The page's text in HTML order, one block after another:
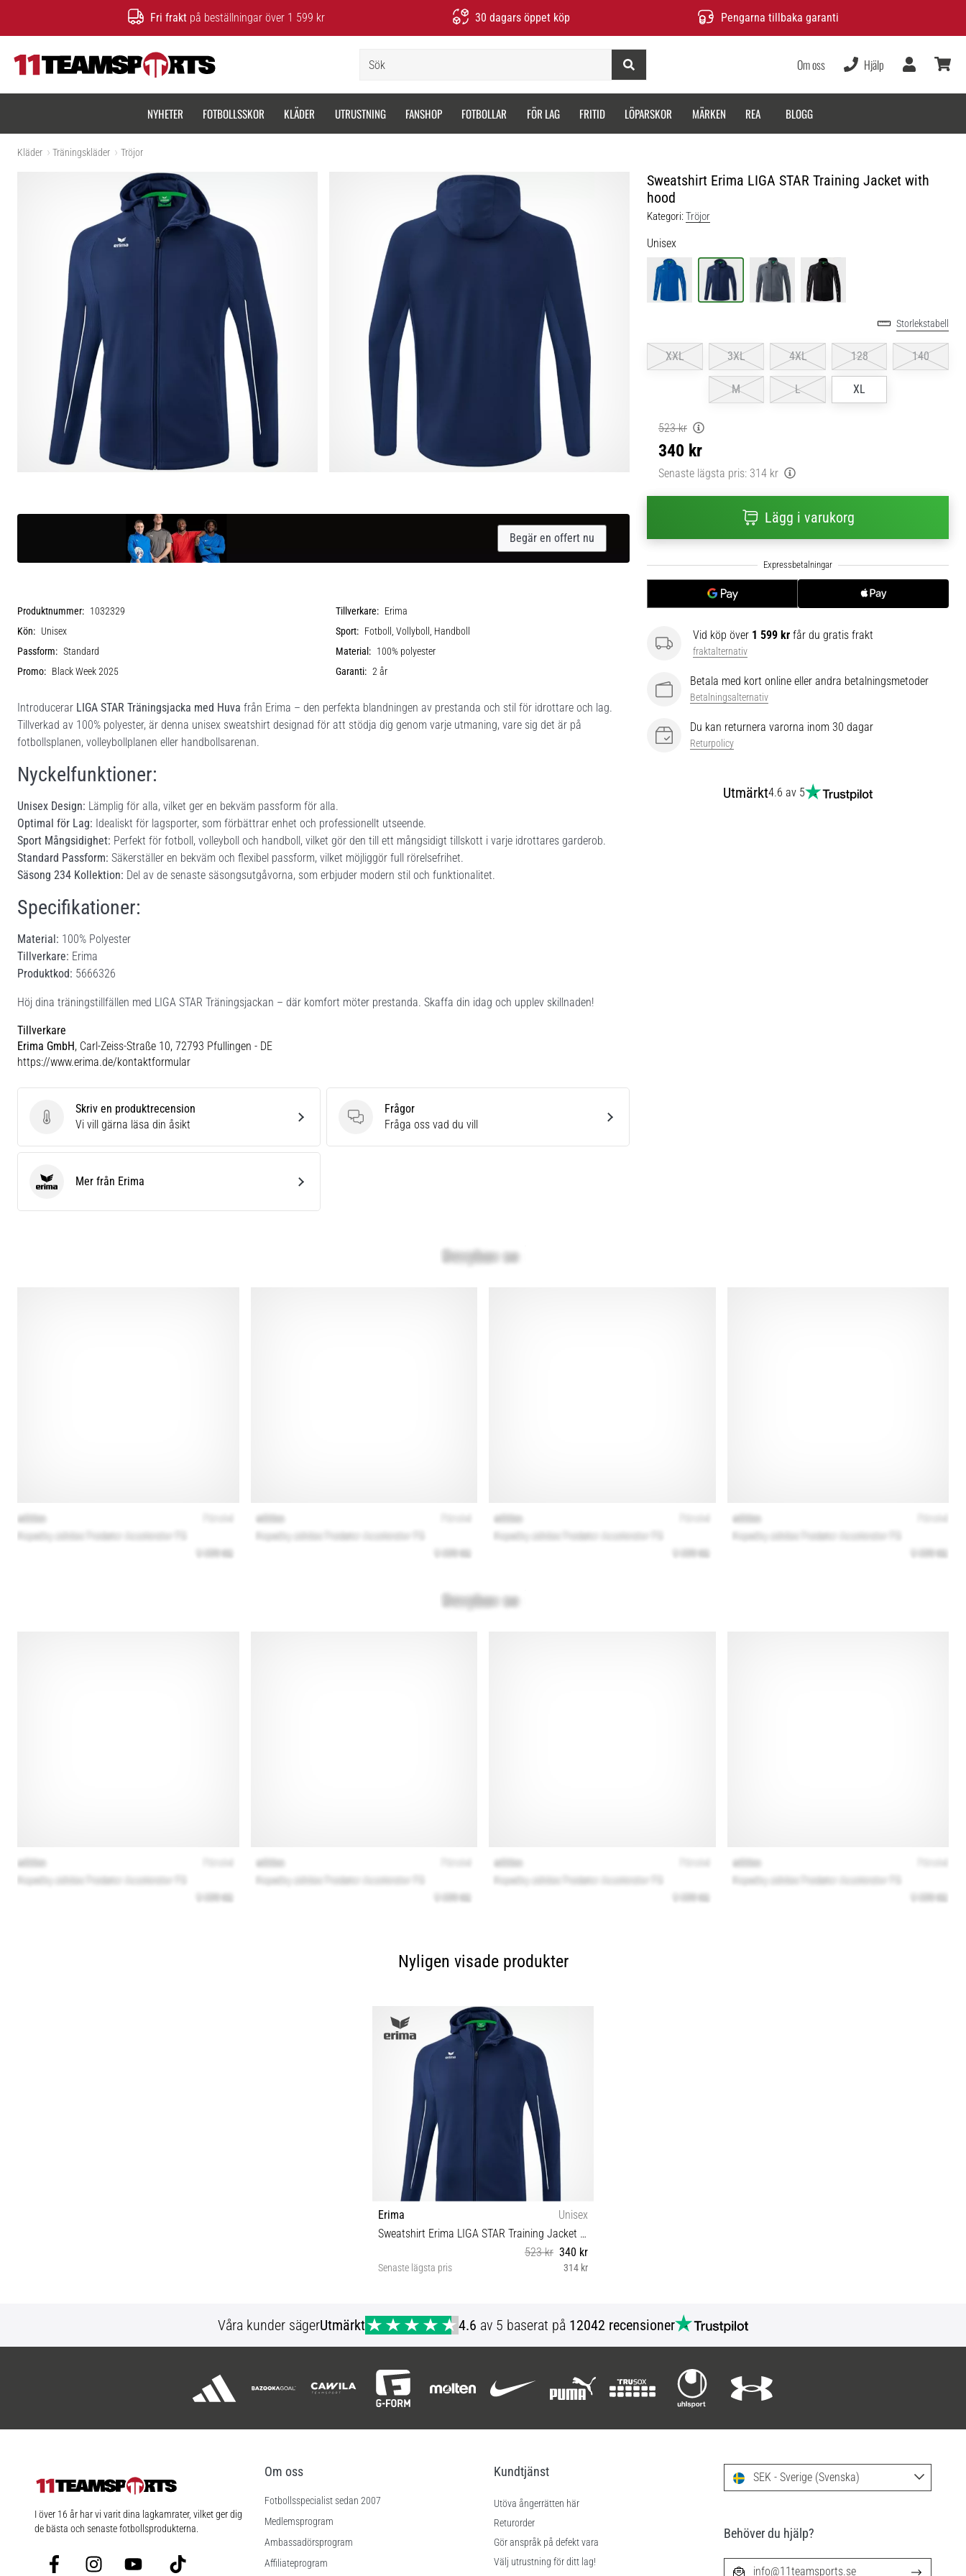
Fri frakt på beställningar över 1 599 kr 30 dagars öppet köp Pengarna tillbaka garanti
Om oss Hjälp
NYHETER FOTBOLLSSKOR KLÄDER UTRUSTNING FANSHOP FOTBOLLAR FÖR LAG FRITID LÖPARSKOR MÄRKEN REA BLOGG
Kläder Träningskläder Tröjor
Sweatshirt Erima LIGA STAR Training Jacket with
hood
Kategori:Tröjor
Unisex
Storlekstabell
XXL 3XL 4XL 128 140
M L XL
523 kr
340 kr
Senaste lägsta pris: 314 kr
Lägg i varukorg
Vid köp över 1 599 kr får du gratis frakt
fraktalternativ
Betala med kort online eller andra betalningsmetoder
Betalningsalternativ
Du kan returnera varorna inom 30 dagar
Returpolicy
Utmärkt4.6 av 5
Begär en offert nu
Produktnummer: 1032329 Tillverkare: Erima
Kön: Unisex Sport: Fotboll, Vollyboll, Handboll
Passform: Standard Material: 100% polyester
Promo: Black Week 2025 Garanti: 2 år
Introducerar LIGA STAR Träningsjacka med Huva från Erima – den perfekta blandningen av prestanda och stil för idrottare och lag.
Tillverkad av 100% polyester, är denna unisex sweatshirt designad för att stödja dig genom varje utmaning, vare sig det är på
fotbollsplanen, volleybollplanen eller handbollsarenan.
Nyckelfunktioner:
Unisex Design: Lämplig för alla, vilket ger en bekväm passform för alla.
Optimal för Lag: Idealiskt för lagsporter, som förbättrar enhet och professionellt utseende.
Sport Mångsidighet: Perfekt för fotboll, volleyboll och handboll, vilket gör den till ett mångsidigt tillskott i varje idrottares garderob.
Standard Passform: Säkerställer en bekväm och flexibel passform, vilket möjliggör full rörelsefrihet.
Säsong 234 Kollektion: Del av de senaste säsongsutgåvorna, som erbjuder modern stil och funktionalitet.
Specifikationer:
Material: 100% Polyester
Tillverkare: Erima
Produktkod: 5666326
Höj dina träningstillfällen med LIGA STAR Träningsjackan – där komfort möter prestanda. Skaffa din idag och upplev skillnaden!
Tillverkare
Erima GmbH, Carl-Zeiss-Straße 10, 72793 Pfullingen - DE
https://www.erima.de/kontaktformular
Skriv en produktrecension
Skriv en produktrecension
Vi vill gärna läsa din åsikt
Frågor
Frågor
Fråga oss vad du vill
Erima Mer från Erima
Nyligen visade produkter
Erima
Unisex
Sweatshirt Erima LIGA STAR Training Jacket with hood
523 kr 340 kr
Senaste lägsta pris 314 kr
Våra kunder sägerUtmärkt 4.6 av 5 baserat på 12042 recensioner
11teamsports.se
I över 16 år har vi varit dina lagkamrater, vilket ger dig
de bästa och senaste fotbollsprodukterna.
FacebookInstagramYouTubeTikTok
Om oss
Fotbollsspecialist sedan 2007
Medlemsprogram
Ambassadörsprogram
Affiliateprogram
Kundtjänst
Utöva ångerrätten här
Returorder
Gör anspråk på defekt vara
Välj utrustning för ditt lag!
SEK - Sverige (Svenska)
Behöver du hjälp?
info@11teamsports.se